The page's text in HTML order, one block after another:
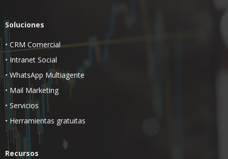
Soluciones
•CRM Comercial
• Intranet Social
• WhatsApp Multiagente
• Mail Marketing
• Servicios
• Herramientas gratuitas
Recursos